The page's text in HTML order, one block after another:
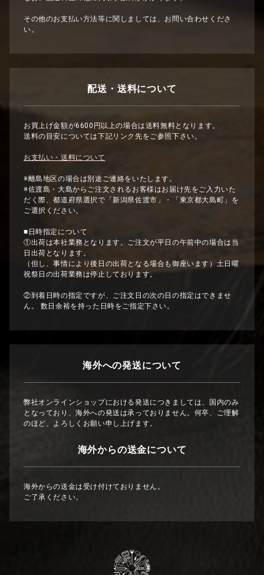
その他のお支払い方法等に関しましては、お問い合わせくださ
い。
配送・送料について
お買上げ金額が6600円以上の場合は送料無料となります。
送料の目安については下記リンク先をご参照下さい。
お支払い・送料について
※離島地区の場合は別途ご連絡をいたします。
※佐渡島・大島からご注文されるお客様はお届け先をご入力いた
だく際、都道府県選択で「新潟県佐渡市」・「東京都大島町」を
ご選択ください。
■日時指定について
①出荷は本社業務となります。ご注文が平日の午前中の場合は当
日出荷となります。
（但し、事情により後日の出荷となる場合も御座います）土日曜
祝祭日の出荷業務は停止しております。
②到着日時の指定ですが、ご注文日の次の日の指定はできませ
ん。 数日余裕を持った日時をご指定下さい。
海外への発送について
弊社オンラインショップにおける発送につきましては、国内のみ
となっており、海外への発送は承っておりません。何卒、ご理解
のほど、よろしくお願い申し上げます。
海外からの送金について
海外からの送金は受け付けておりません。
ご了承ください。